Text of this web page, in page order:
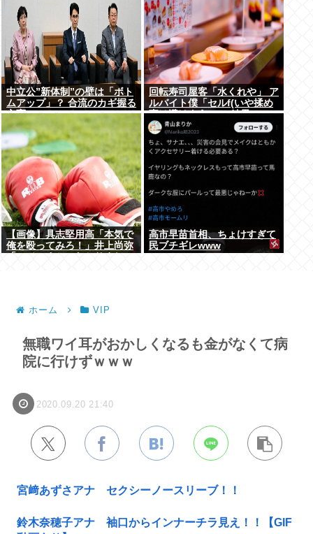
中立公”新体制”の壁は「ボト
ムアップ」？ 合流のカギ握る
立憲
回転寿司屋客「水くれや」 ア
ルバイト僕「セルf(いや揉め
事は避けよう)」→結果ｗｗ
【画像】具志堅用高「本気で
俺を殴ってみろ！」井上尚弥
高市早苗首相、ちょけすぎて
民ブチギレwww
ホーム VIP
無職ワイ耳がおかしくなるも金がなくて病
院に行けずｗｗｗ
2020.09.20 21:40
宮﨑あずさアナ セクシーノースリーブ！！
鈴木奈穂子アナ 袖口からインナーチラ見え！！【GIF